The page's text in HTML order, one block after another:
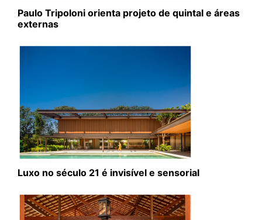
Paulo Tripoloni orienta projeto de quintal e áreas
externas
Luxo no século 21 é invisível e sensorial